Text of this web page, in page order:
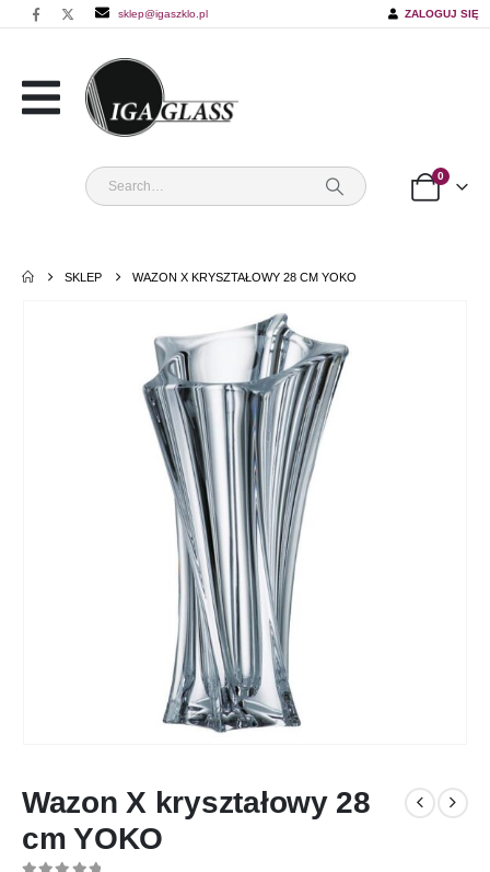
sklep@igaszklo.pl ZALOGUJ SIĘ
0
SKLEP WAZON X KRYSZTAŁOWY 28 CM YOKO
Wazon X kryształowy 28
cm YOKO